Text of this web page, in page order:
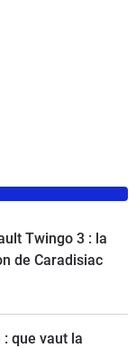
Twingo 3 : la
de Caradisiac
que vaut la